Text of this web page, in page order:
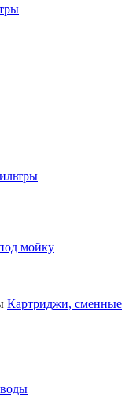
мойку
Картриджи, сменные